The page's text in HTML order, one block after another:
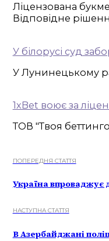
Ліцензована
Відповідне
У білорусі суд
У Лунинецькому
1хBet воює за
ТОВ "Твоя
ПОПЕРЕДНЯ СТАТТЯ
Україна впроваджує
НАСТУПНА СТАТТЯ
В Азербайджані